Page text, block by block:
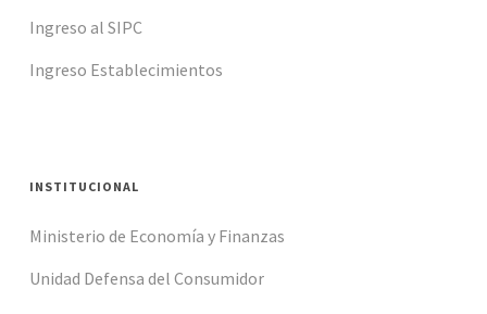
Ingreso al SIPC
Ingreso Establecimientos
INSTITUCIONAL
Ministerio de Economía y Finanzas
Unidad Defensa del Consumidor